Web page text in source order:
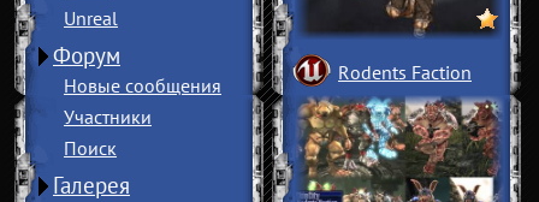
Unreal
Форум
Новые сообщения
Участники
Поиск
Галерея
Rodents Faction